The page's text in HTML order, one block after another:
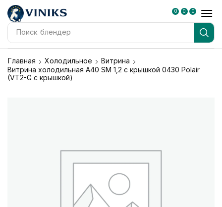
Поиск блендер
0 0 0
Главная Холодильное
Витрина
Витрина холодильная A40 SM 1,2 с крышкой 0430 Polair
(VT2-G с крышкой)